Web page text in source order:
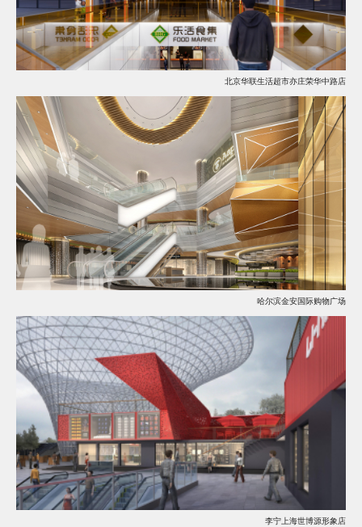
北京华联生活超市亦庄荣华中路店
哈尔滨金安国际购物广场
李宁上海世博源形象店